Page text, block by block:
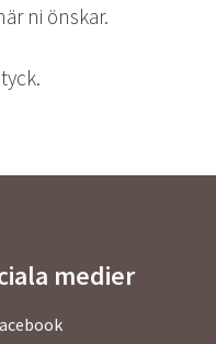
ni önskar.
medier